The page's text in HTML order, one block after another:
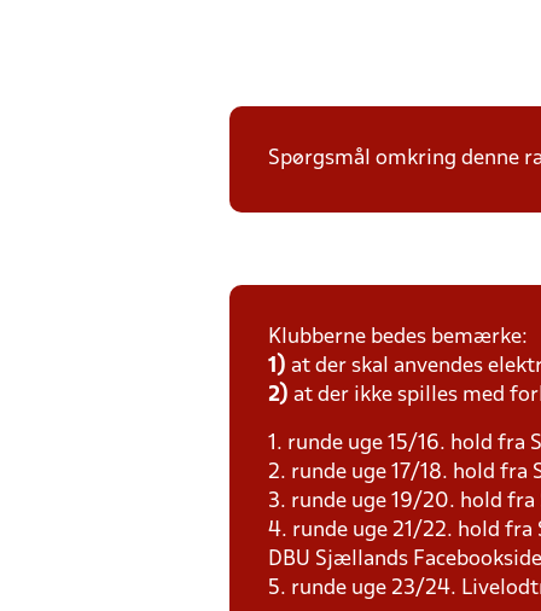
Spørgsmål omkring denne
Klubberne bedes bemærke:
1) at der skal anvendes
2) at der ikke spilles med
1. runde uge 15/16. hold fra
2. runde uge 17/18. hold fra
3. runde uge 19/20. hold fra
4. runde uge 21/22. hold
DBU Sjællands Facebookside
5. runde uge 23/24.